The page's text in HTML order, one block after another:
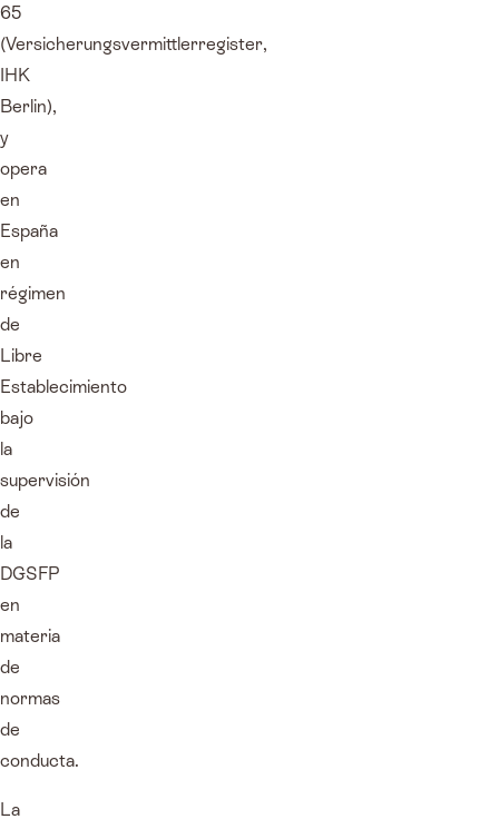
65
(Versicherungsvermittlerregister,
IHK
Berlin),
y
opera
en
España
en
régimen
de
Libre
Establecimiento
bajo
la
supervisión
de
la
DGSFP
en
materia
de
normas
de
conducta.
La